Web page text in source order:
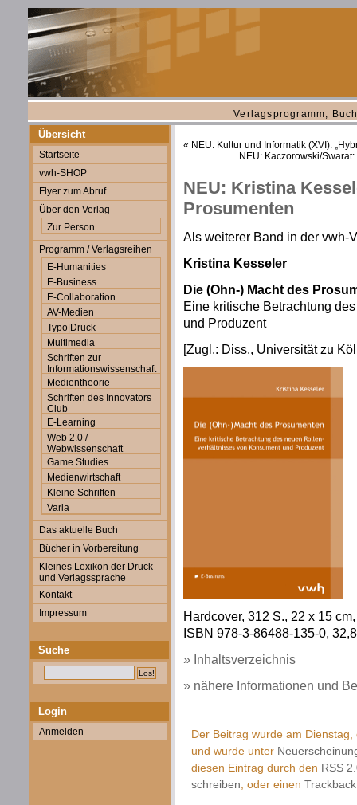
Verlagsprogramm,
Übersicht
Startseite
vwh-SHOP
Flyer zum Abruf
Über den Verlag
Zur Person
Programm / Verlagsreihen
E-Humanities
E-Business
E-Collaboration
AV-Medien
Typo|Druck
Multimedia
Schriften zur
Informationswissenschaft
Medientheorie
Schriften des Innovators
Club
E-Learning
Web 2.0 /
Webwissenschaft
Game Studies
Medienwirtschaft
Kleine Schriften
Varia
Das aktuelle Buch
Bücher in Vorbereitung
Kleines Lexikon der Druck-
und Verlagssprache
Kontakt
Impressum
Suche
Login
Anmelden
« NEU: Kultur und Informatik (XVI):
NEU: Kaczorowski/
NEU: Kristina
Prosumenten
Als weiterer Band in der vwh-
Kristina Kesseler
Die (Ohn-) Macht des
Eine kritische Betrachtung
und Produzent
[Zugl.: Diss., Universität zu
Hardcover, 312 S., 22 x 15
ISBN 978-3-86488-135-0,
» Inhaltsverzeichnis
» nähere Informationen und
Der Beitrag wurde am
und wurde unter
diesen Eintrag durch den RSS
schreiben , oder einen Trackback